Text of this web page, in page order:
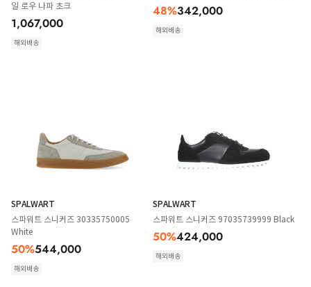
일 로우 나파 초크
1,067,000
해외배송
48%342,000
해외배송
SPALWART
스파워트 스니커즈 30335750005
White
50%544,000
해외배송
SPALWART
스파워트 스니커즈 97035739999 Black
50%424,000
해외배송